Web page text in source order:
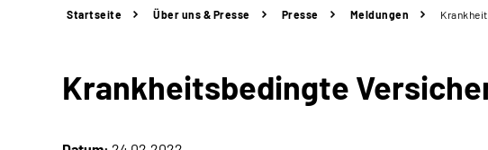
Startseite Über uns & Presse Presse Meldungen
Krankheitsbedingte